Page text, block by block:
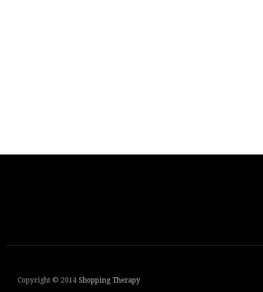
Copyright © 2014 Shopping Therapy